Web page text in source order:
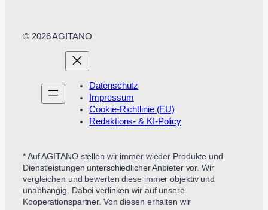
© 2026 AGITANO
Datenschutz
Impressum
Cookie-Richtlinie (EU)
Redaktions- & KI-Policy
* Auf AGITANO stellen wir immer wieder Produkte und
Dienstleistungen unterschiedlicher Anbieter vor. Wir
vergleichen und bewerten diese immer objektiv und
unabhängig. Dabei verlinken wir auf unsere
Kooperationspartner. Von diesen erhalten wir